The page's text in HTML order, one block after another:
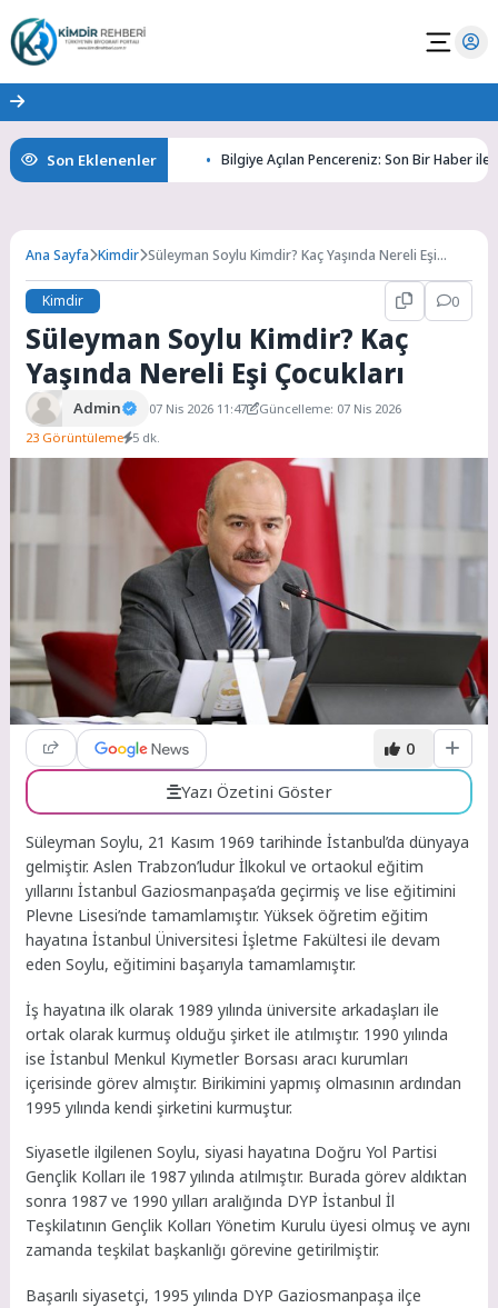
Son Eklenenler
Keşfedin Bilgiye Açılan Pencereniz: Son Bir Haber ile
Ana Sayfa Kimdir Süleyman Soylu Kimdir? Kaç Yaşında Nereli Eşi
Kimdir
0
Süleyman Soylu Kimdir? Kaç
Yaşında Nereli Eşi Çocukları
Admin 07 Nis 2026 11:47
Güncelleme: 07 Nis 2026
23 Görüntüleme 5 dk.
0
Yazı Özetini Göster
Süleyman Soylu, 21 Kasım 1969 tarihinde İstanbul’da dünyaya
gelmiştir. Aslen Trabzon’ludur İlkokul ve ortaokul eğitim
yıllarını İstanbul Gaziosmanpaşa’da geçirmiş ve lise eğitimini
Plevne Lisesi’nde tamamlamıştır. Yüksek öğretim eğitim
hayatına İstanbul Üniversitesi İşletme Fakültesi ile devam
eden Soylu, eğitimini başarıyla tamamlamıştır.
İş hayatına ilk olarak 1989 yılında üniversite arkadaşları ile
ortak olarak kurmuş olduğu şirket ile atılmıştır. 1990 yılında
ise İstanbul Menkul Kıymetler Borsası aracı kurumları
içerisinde görev almıştır. Birikimini yapmış olmasının ardından
1995 yılında kendi şirketini kurmuştur.
Siyasetle ilgilenen Soylu, siyasi hayatına Doğru Yol Partisi
Gençlik Kolları ile 1987 yılında atılmıştır. Burada görev aldıktan
sonra 1987 ve 1990 yılları aralığında DYP İstanbul İl
Teşkilatının Gençlik Kolları Yönetim Kurulu üyesi olmuş ve aynı
zamanda teşkilat başkanlığı görevine getirilmiştir.
Başarılı siyasetçi, 1995 yılında DYP Gaziosmanpaşa ilçe